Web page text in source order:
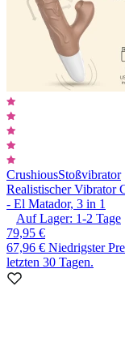
CrushiousStoßvibrator
Realistischer Vibrator
- El Matador, 3 in 1
Auf Lager: 1-2 Tage
79,95 €
67,96 € Niedrigster
letzten 30 Tagen.